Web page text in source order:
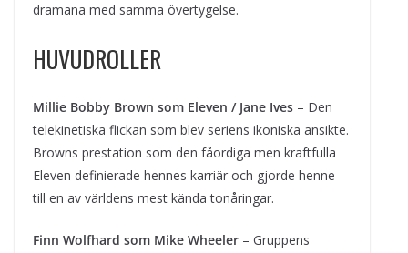
dramana med samma övertygelse.
HUVUDROLLER
Millie Bobby Brown som Eleven / Jane Ives – Den
telekinetiska flickan som blev seriens ikoniska ansikte.
Browns prestation som den fåordiga men kraftfulla
Eleven definierade hennes karriär och gjorde henne
till en av världens mest kända tonåringar.
Finn Wolfhard som Mike Wheeler – Gruppens